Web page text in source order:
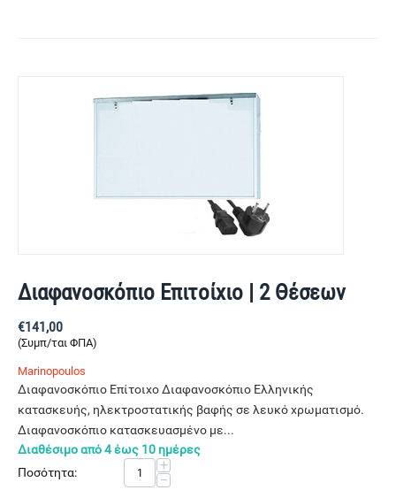
Διαφανοσκόπιο Επιτοίχιο | 2 Θέσεων
€141,00
(Συμπ/ται ΦΠΑ)
Marinopoulos
Διαφανοσκόπιο Επίτοιχο Διαφανοσκόπιο Ελληνικής
κατασκευής, ηλεκτροστατικής βαφής σε λευκό χρωματισμό.
Διαφανοσκόπιο κατασκευασμένο με...
Διαθέσιμο από 4 έως 10 ημέρες
Ποσότητα:
+
−